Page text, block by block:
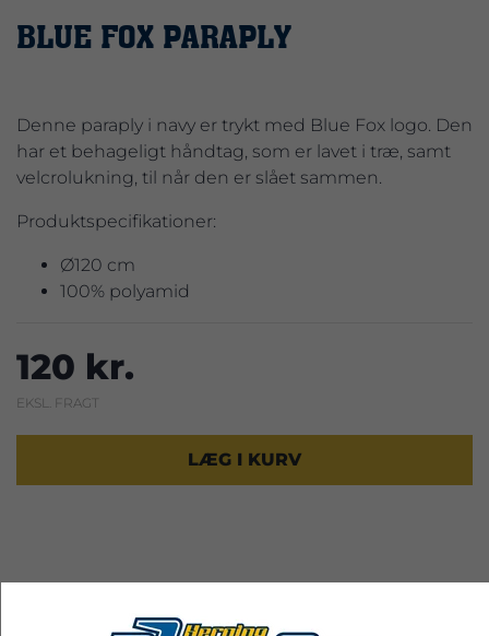
BLUE FOX PARAPLY
Denne paraply i navy er trykt med Blue Fox logo. Den
har et behageligt håndtag, som er lavet i træ, samt
velcrolukning, til når den er slået sammen.
Produktspecifikationer:
Ø120 cm
100% polyamid
120 kr.
EKSL. FRAGT
LÆG I KURV
RELATEREDE PRODUKTER